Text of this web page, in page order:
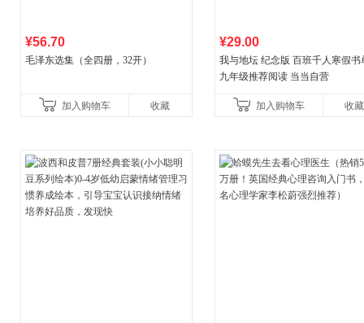
¥56.70
毛泽东选集（全四册，32开）
加入购物车 收藏
¥29.00
我与地坛 纪念版 百班千人寒假书
九年级推荐阅读 当当自营
加入购物车 收藏